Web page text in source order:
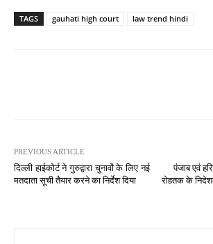
TAGS gauhati high court law trend hindi
PREVIOUS ARTICLE
दिल्ली हाईकोर्ट ने गुरुद्वारा चुनावों के लिए नई
मतदाता सूची तैयार करने का निर्देश दिया
पंजाब एवं
रोहतक के